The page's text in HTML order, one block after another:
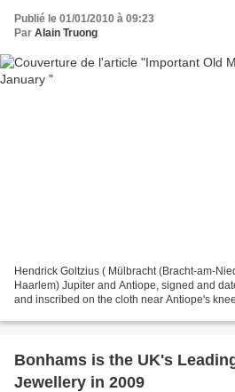
Publié le 01/01/2010 à 09:23
Par Alain Truong
Hendrick Goltzius ( Mülbracht (Bracht-am-
Haarlem) Jupiter and Antiope, signed and
and inscribed on the cloth near Antiope's
Bonhams is the UK's
Jewellery in 2009